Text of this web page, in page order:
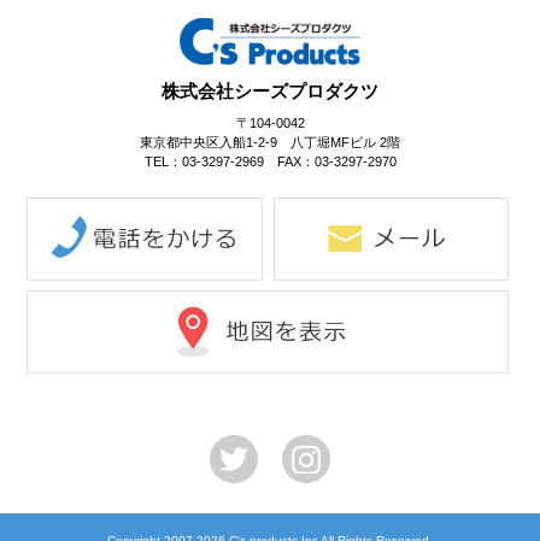
株式会社シーズプロダクツ
〒104-0042
東京都中央区入船1-2-9 八丁堀MFビル 2階
TEL：03-3297-2969 FAX：03-3297-2970